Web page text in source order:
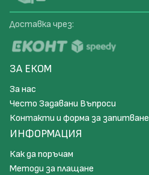
Доставка чрез:
ЗА ЕКОМ
За нас
Често Задавани Въпроси
Контакти и форма за запитване
ИНФОРМАЦИЯ
Как да поръчам
Методи за плащане